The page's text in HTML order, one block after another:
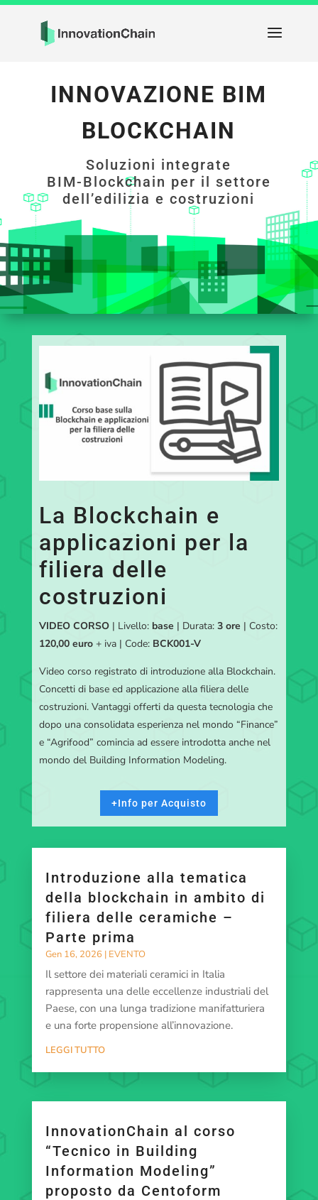
INNOVAZIONE BIM
BLOCKCHAIN
Soluzioni integrate
BIM-Blockchain per il settore
dell’edilizia e costruzioni
La Blockchain e
applicazioni per la
filiera delle
costruzioni
VIDEO CORSO| Livello: base | Durata: 3 ore | Costo:
120,00 euro+ iva | Code: BCK001-V
Video corso registrato di introduzione alla Blockchain.
Concetti di base ed applicazione alla filiera delle
costruzioni. Vantaggi offerti da questa tecnologia che
dopo una consolidata esperienza nel mondo “Finance”
e “Agrifood” comincia ad essere introdotta anche nel
mondo del Building Information Modeling.
+Info per Acquisto
Introduzione alla tematica
della blockchain in ambito di
filiera delle ceramiche –
Parte prima
Gen 16, 2026 | EVENTO
Il settore dei materiali ceramici in Italia
rappresenta una delle eccellenze industriali del
Paese, con una lunga tradizione manifatturiera
e una forte propensione all’innovazione.
LEGGI TUTTO
InnovationChain al corso
“Tecnico in Building
Information Modeling”
proposto da Centoform